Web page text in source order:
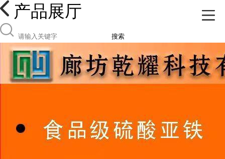
产品展厅
搜索